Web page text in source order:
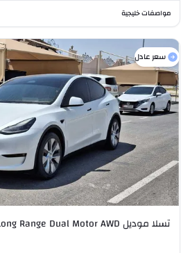
مواصفات خليجية
سعر عادل
تسلا موديل Y Long Range Dual Motor AWD